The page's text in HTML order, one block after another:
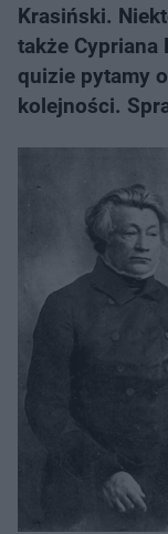
Krasiński.
także Cypriana
quizie pytamy
kolejności.